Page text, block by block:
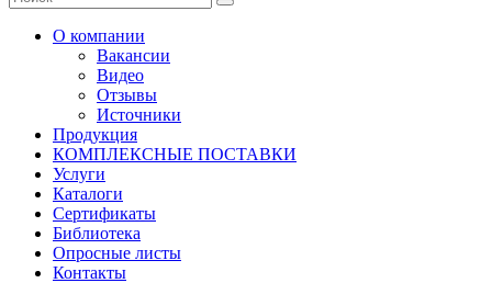
О компании
Вакансии
Видео
Отзывы
Источники
Продукция
КОМПЛЕКСНЫЕ ПОСТАВКИ
Услуги
Каталоги
Сертификаты
Библиотека
Опросные листы
Контакты